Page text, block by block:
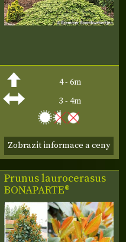
4 - 6m
3 - 4m
Zobrazit informace a ceny
Prunus laurocerasus
BONAPARTE®